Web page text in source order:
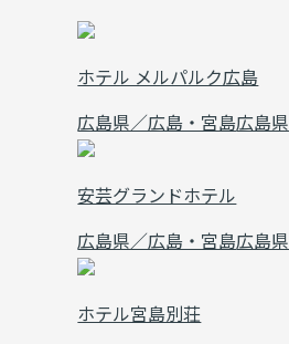
ホテル メルパルク広島
広島県／広島・宮島広島県
安芸グランドホテル
広島県／広島・宮島広島県
ホテル宮島別荘